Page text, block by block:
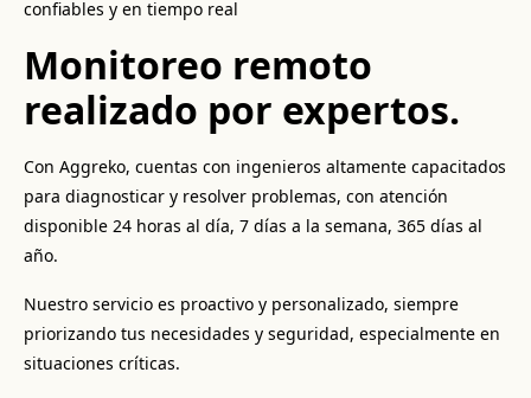
confiables y en tiempo real
Monitoreo remoto
realizado por expertos.
Con Aggreko, cuentas con ingenieros altamente capacitados
para diagnosticar y resolver problemas, con atención
disponible 24 horas al día, 7 días a la semana, 365 días al
año.
Nuestro servicio es proactivo y personalizado, siempre
priorizando tus necesidades y seguridad, especialmente en
situaciones críticas.